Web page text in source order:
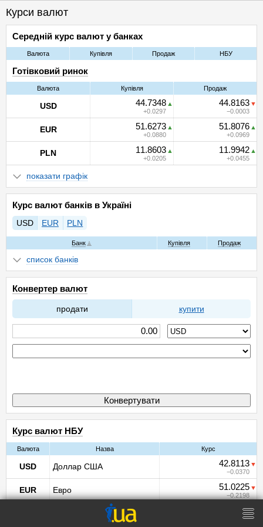
Курси валют
Середній курс валют у банках
Валюта Купівля Продаж НБУ
Готівковий ринок
Валюта Купівля Продаж
USD 44.7348
0.0297
44.8163
0.0003
EUR 51.6273
0.0880
51.8076
0.0969
PLN 11.8603
0.0205
11.9942
0.0455
показати графік
Курс валют банків в Україні
USD EUR PLN
Банк Купівля Продаж
список банків
Конвертер валют
продати купити
Курс валют НБУ
Валюта Назва Курс
USD Доллар США 42.8113
0.0370
EUR Евро 51.0225
0.2198
Польский злотый 12.1230
0.0668